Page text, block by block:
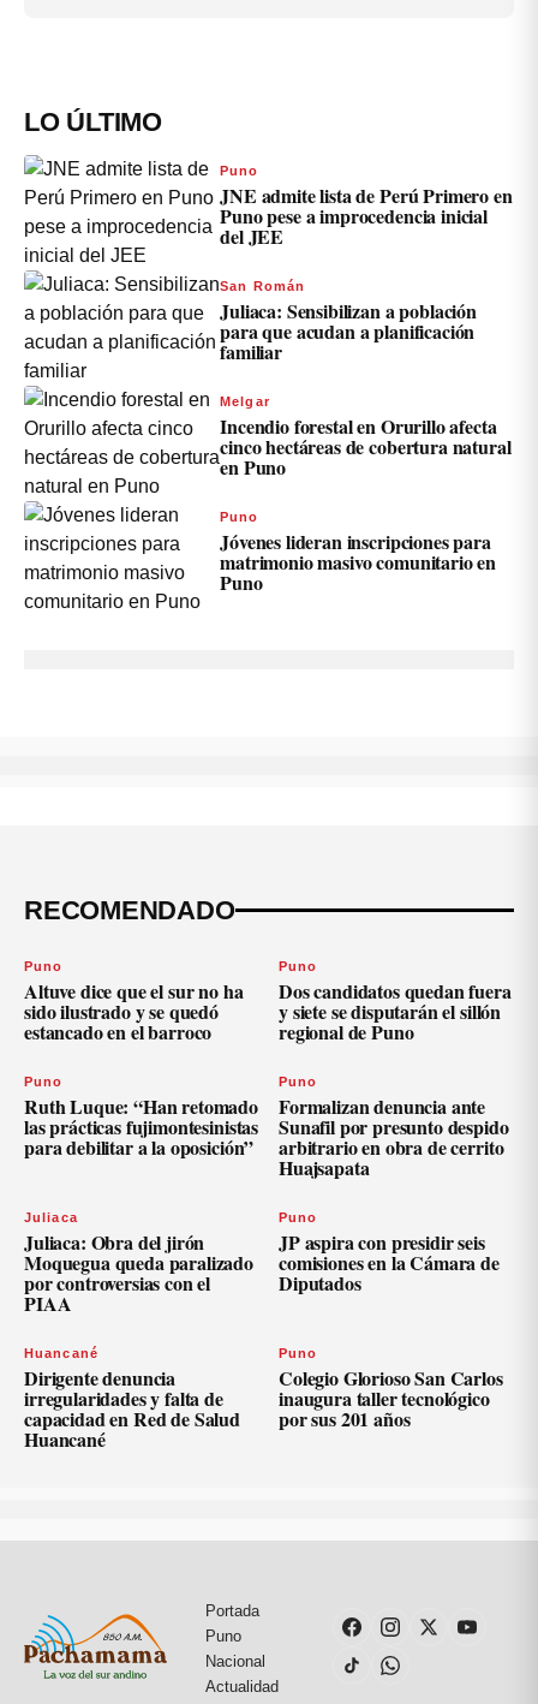
LO ÚLTIMO
Puno
JNE admite lista de Perú Primero en
Puno pese a improcedencia inicial
del JEE
San Román
Juliaca: Sensibilizan a población
para que acudan a planificación
familiar
Melgar
Incendio forestal en Orurillo afecta
cinco hectáreas de cobertura natural
en Puno
Puno
Jóvenes lideran inscripciones para
matrimonio masivo comunitario en
Puno
RECOMENDADO
Puno
Altuve dice que el sur no ha
sido ilustrado y se quedó
estancado en el barroco
Puno
Dos candidatos quedan fuera
y siete se disputarán el sillón
regional de Puno
Puno
Ruth Luque: “Han retomado
las prácticas fujimontesinistas
para debilitar a la oposición”
Puno
Formalizan denuncia ante
Sunafil por presunto despido
arbitrario en obra de cerrito
Huajsapata
Juliaca
Juliaca: Obra del jirón
Moquegua queda paralizado
por controversias con el
PIAA
Puno
JP aspira con presidir seis
comisiones en la Cámara de
Diputados
Huancané
Dirigente denuncia
irregularidades y falta de
capacidad en Red de Salud
Huancané
Puno
Colegio Glorioso San Carlos
inaugura taller tecnológico
por sus 201 años
Portada
Puno
Nacional
Actualidad